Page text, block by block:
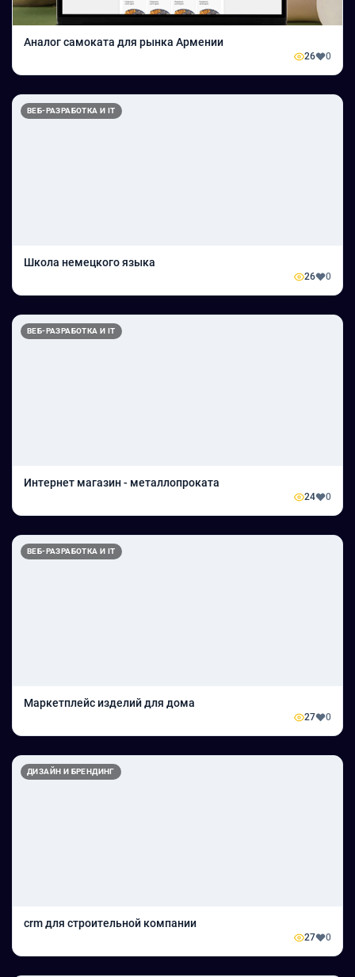
Аналог самоката для рынка Армении
26 0
ВЕБ-РАЗРАБОТКА И IT
Школа немецкого языка
26 0
ВЕБ-РАЗРАБОТКА И IT
Интернет магазин - металлопроката
24 0
ВЕБ-РАЗРАБОТКА И IT
Маркетплейс изделий для дома
27 0
ДИЗАЙН И БРЕНДИНГ
crm для строительной компании
27 0